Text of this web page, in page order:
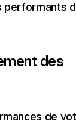
performants
des
de